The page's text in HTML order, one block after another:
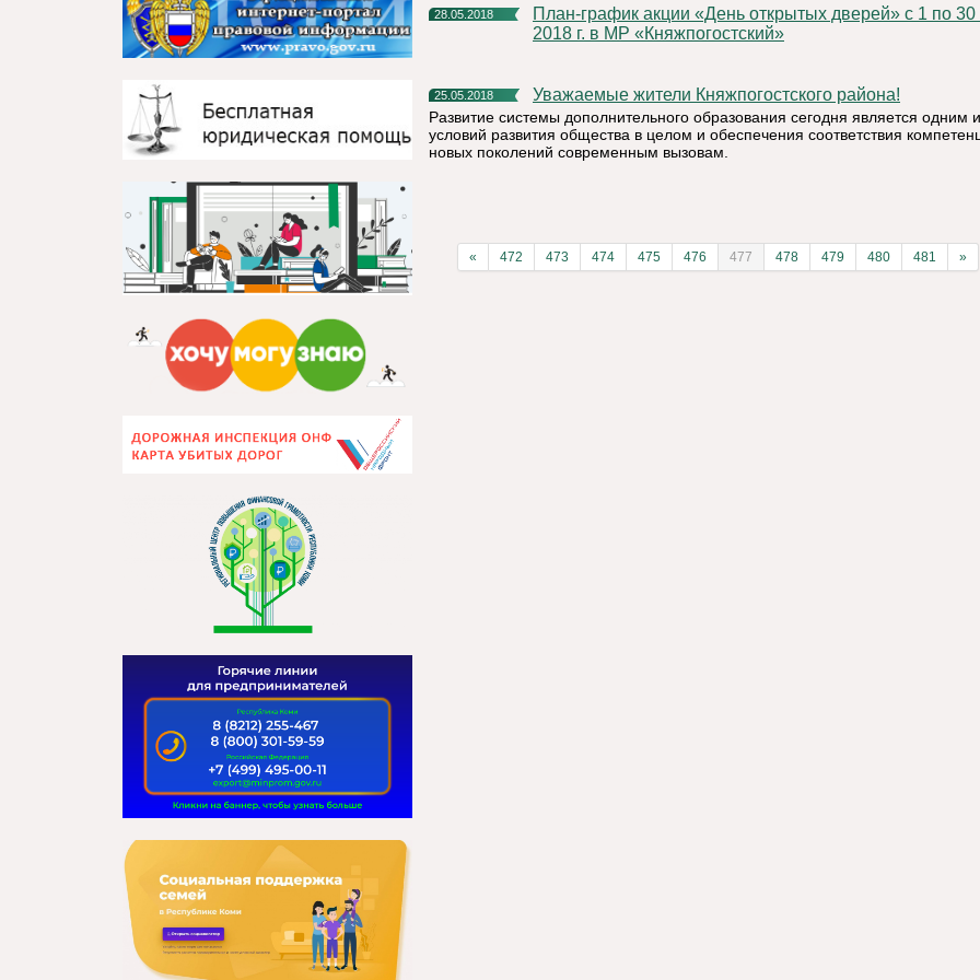
28.05.2018
План-график акции «День открытых дверей» с 1 по 30 июня
2018 г. в МР «Княжпогостский»
25.05.2018 Уважаемые жители Княжпогостского района!
Развитие системы дополнительного образования сегодня является одним
условий развития общества в целом и обеспечения соответствия
новых поколений современным вызовам.
« 472 473 474 475 476 477 478 479 480 481 »